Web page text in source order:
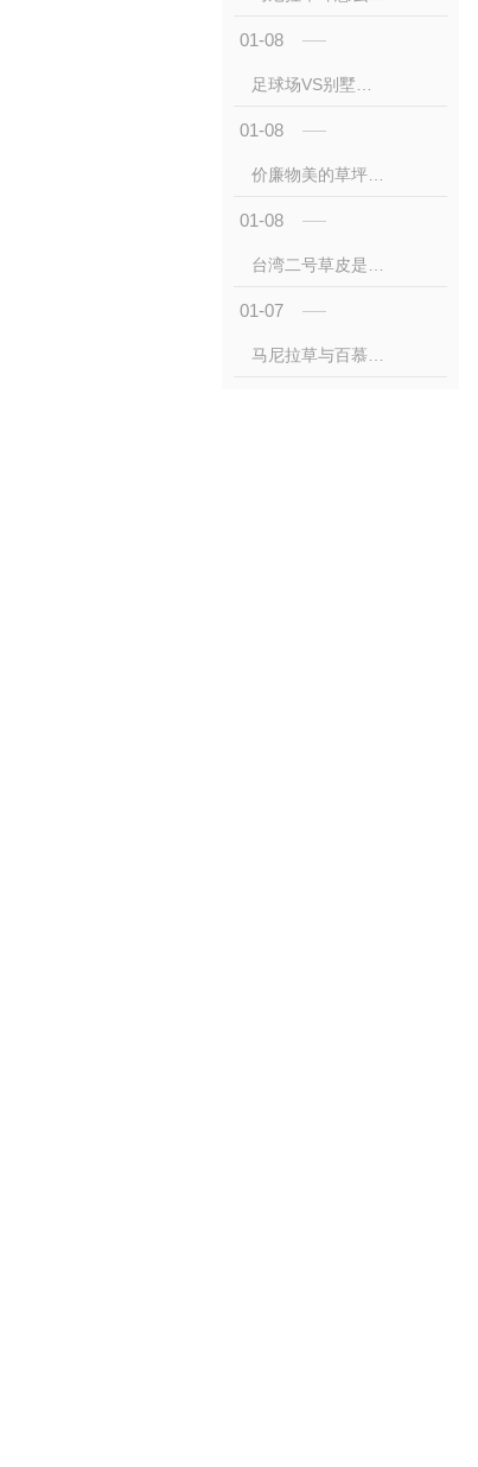
01-08
01-08
价廉物美的草坪选择:考虑台湾二号草坪作为经济实惠的选项
01-08
01-07
马尼拉草与百慕大有什么区别?